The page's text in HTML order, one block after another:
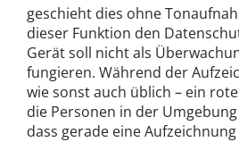
geschieht dies ohne
dieser Funktion den
Gerät soll nicht als
fungieren. Während der
wie sonst auch üblich – ein
die Personen in der
dass gerade eine